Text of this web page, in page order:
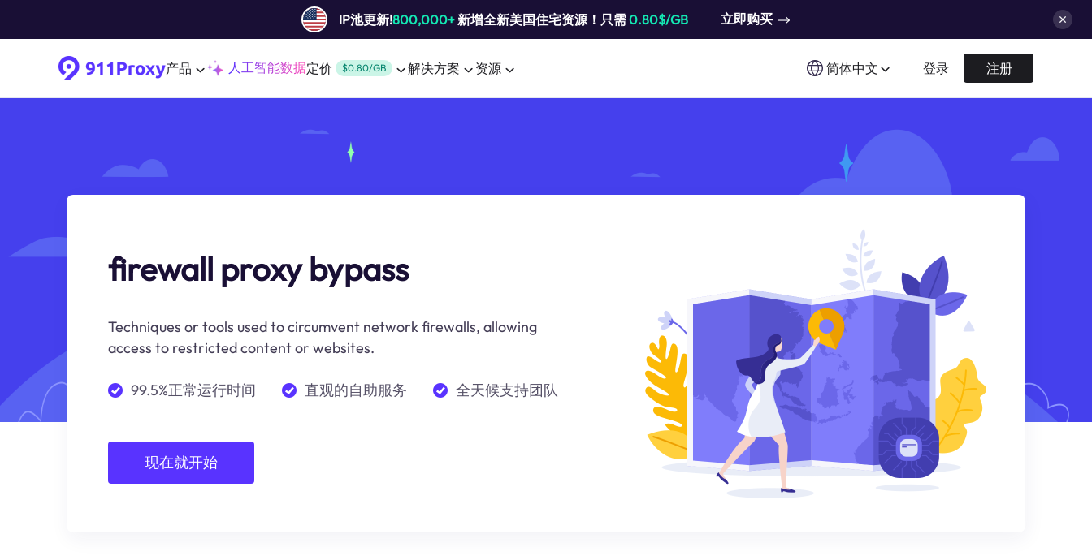
IP池更新!800,000+新增全新美国住宅资源！只需0.80$/GB 立即购买
产品 人工智能数据定价 $0.80/GB 解决方案 资源 简体中文 登录 注册
firewall proxy bypass
Techniques or tools used to circumvent network firewalls, allowing
access to restricted content or websites.
99.5%正常运行时间 直观的自助服务 全天候支持团队
现在就开始